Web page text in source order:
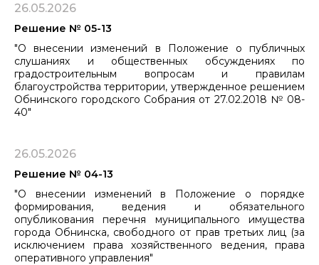
26.05.2026
Решение № 05-13
"О внесении изменений в Положение о публичных
слушаниях и общественных обсуждениях по
градостроительным вопросам и правилам
благоустройства территории, утвержденное решением
Обнинского городского Собрания от 27.02.2018 № 08-
40"
26.05.2026
Решение № 04-13
"О внесении изменений в Положение о порядке
формирования, ведения и обязательного
опубликования перечня муниципального имущества
города Обнинска, свободного от прав третьих лиц (за
исключением права хозяйственного ведения, права
оперативного управления"